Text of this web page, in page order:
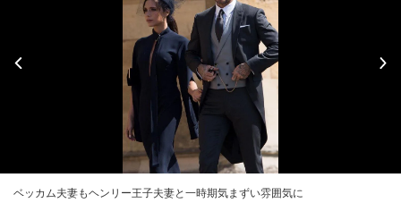
ベッカム夫妻もヘンリー王子夫妻と一時期気まずい雰囲気に